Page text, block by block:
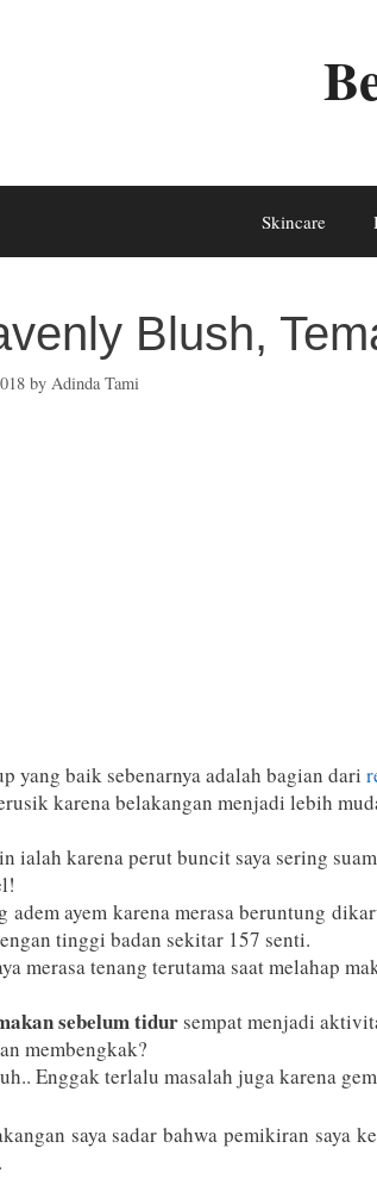
Skincare
Blush,
by Adinda Tami
yang baik sebenarnya adalah bagian dari
karena belakangan menjadi lebih
ialah karena perut buncit saya sering
adem ayem karena merasa beruntung
tinggi badan sekitar 157 senti.
merasa tenang terutama saat melahap
sebelum tidursempat menjadi
membengkak?
Enggak terlalu masalah juga karena
saya sadar bahwa pemikiran